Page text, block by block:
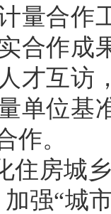
量合作
合作成
才互访
单位基
作。
住房城
强“城